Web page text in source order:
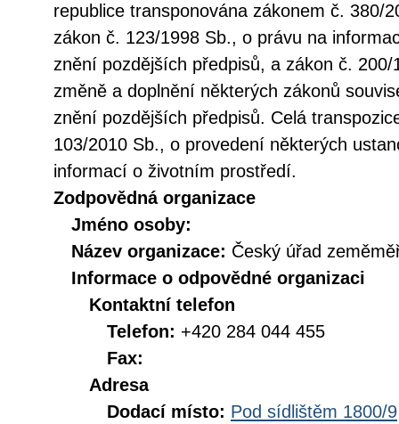
republice transponována zákonem č. 380/
zákon č. 123/1998 Sb., o právu na
znění pozdějších předpisů, a zákon č.
změně a doplnění některých zákonů
znění pozdějších předpisů. Celá
103/2010 Sb., o provedení některých
informací o životním prostředí.
Zodpovědná organizace
Jméno osoby:
Název organizace: Český úřad
Informace o odpovědné organizaci
Kontaktní telefon
Telefon: +420 284 044 455
Fax:
Adresa
Dodací místo: Pod sídlištěm 1800/9